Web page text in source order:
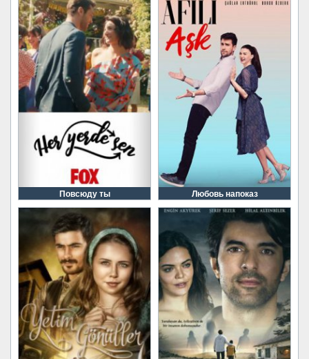
Повсюду ты Любовь напоказ